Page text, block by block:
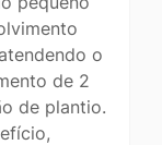
o
de 2
de plantio.